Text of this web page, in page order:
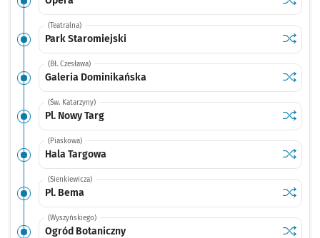
(Teatralna)
Park Staromiejski
(Bł. Czesława)
Galeria Dominikańska
(Św. Katarzyny)
Pl. Nowy Targ
(Piaskowa)
Hala Targowa
(Sienkiewicza)
Pl. Bema
(Wyszyńskiego)
Ogród Botaniczny